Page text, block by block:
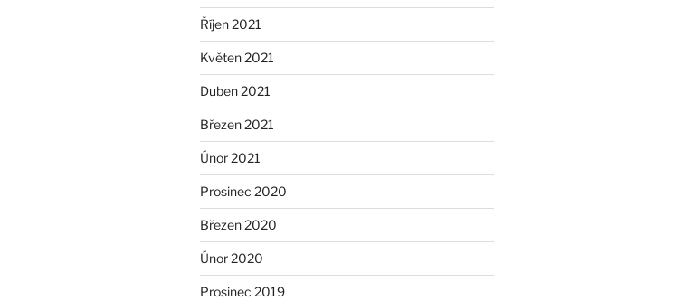
Říjen 2021
Květen 2021
Duben 2021
Březen 2021
Únor 2021
Prosinec 2020
Březen 2020
Únor 2020
Prosinec 2019